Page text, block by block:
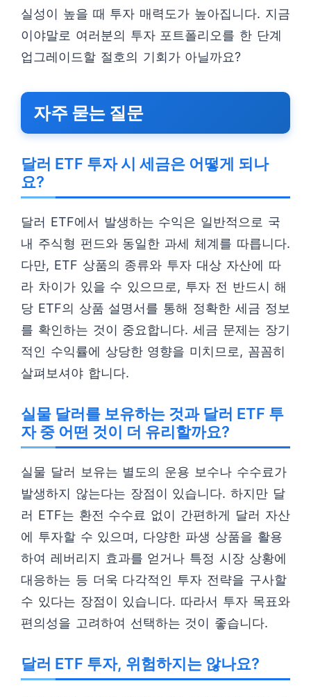
실성이 높을 때 투자 매력도가 높아집니다. 지금
이야말로 여러분의 투자 포트폴리오를 한 단계
업그레이드할 절호의 기회가 아닐까요?
자주 묻는 질문
달러 ETF 투자 시 세금은 어떻게 되나
요?
달러 ETF에서 발생하는 수익은 일반적으로 국
내 주식형 펀드와 동일한 과세 체계를 따릅니다.
다만, ETF 상품의 종류와 투자 대상 자산에 따
라 차이가 있을 수 있으므로, 투자 전 반드시 해
당 ETF의 상품 설명서를 통해 정확한 세금 정보
를 확인하는 것이 중요합니다. 세금 문제는 장기
적인 수익률에 상당한 영향을 미치므로, 꼼꼼히
살펴보셔야 합니다.
실물 달러를 보유하는 것과 달러 ETF 투
자 중 어떤 것이 더 유리할까요?
실물 달러 보유는 별도의 운용 보수나 수수료가
발생하지 않는다는 장점이 있습니다. 하지만 달
러 ETF는 환전 수수료 없이 간편하게 달러 자산
에 투자할 수 있으며, 다양한 파생 상품을 활용
하여 레버리지 효과를 얻거나 특정 시장 상황에
대응하는 등 더욱 다각적인 투자 전략을 구사할
수 있다는 장점이 있습니다. 따라서 투자 목표와
편의성을 고려하여 선택하는 것이 좋습니다.
달러 ETF 투자, 위험하지는 않나요?